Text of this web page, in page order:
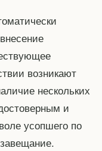
возникают
нескольких
и
усопшего по